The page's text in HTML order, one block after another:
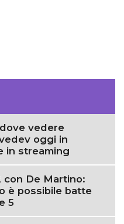
vedere
oggi in
in streaming
con De Martino:
è possibile batte
5